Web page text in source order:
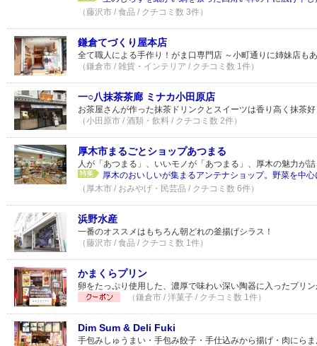
（藤沢市 / 食品 / クチコミ数 3件）
鎌倉てづくり屋本店
全て職人による手作り！がま口専門店 ～小町通りに姉妹店も
（鎌倉市 / 雑貨・インテリア / クチコミ数 1件）
一○八抹茶茶廊 ミナカ小田原店
お茶屋さんが作った抹茶ドリンクとスイーツは香り高く抹茶
（小田原市 / 酒類・飲料 / クチコミ数 2件）
厚木市まるごとショップあつまる
人が「あつまる」、いいモノが「あつまる」、厚木の魅力が
厚木のおいしいが集まるアンテナショップ。野菜を中
（厚木市 / おみやげ・民芸品 / クチコミ数 6件）
浜野水産
一番のオススメはもちろん朝どれの釜揚げシラス！
（藤沢市 / 食品 / クチコミ数 1件）
かまくらプリン
卵をたっぷり使用した、濃厚で味わい深い陶器に入ったプリ
（鎌倉市 / 洋菓子 / クチコミ数 1件）
Dim Sum & Deli Fuki
手包みしゅうまい・手包み餃子・手仕込みから揚げ・肉にら